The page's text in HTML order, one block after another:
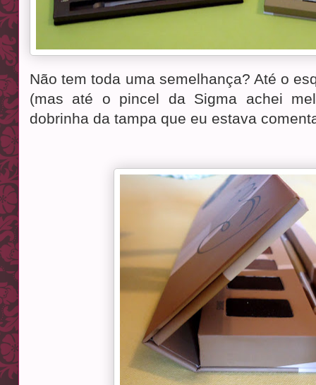
Não tem toda uma semelhança? Até o
(mas até o pincel da Sigma achei
dobrinha da tampa que eu estava